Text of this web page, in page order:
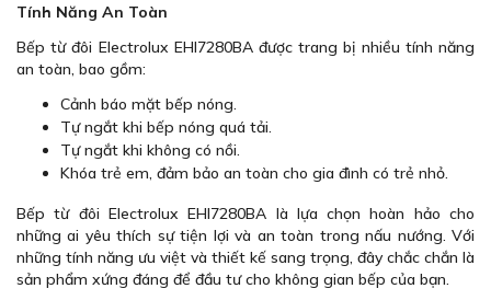
Tính Năng An Toàn
Bếp từ đôi Electrolux EHI7280BA được trang bị nhiều tính năng
an toàn, bao gồm:
Cảnh báo mặt bếp nóng.
Tự ngắt khi bếp nóng quá tải.
Tự ngắt khi không có nồi.
Khóa trẻ em, đảm bảo an toàn cho gia đình có trẻ nhỏ.
Bếp từ đôi Electrolux EHI7280BA là lựa chọn hoàn hảo cho
những ai yêu thích sự tiện lợi và an toàn trong nấu nướng. Với
những tính năng ưu việt và thiết kế sang trọng, đây chắc chắn là
sản phẩm xứng đáng để đầu tư cho không gian bếp của bạn.